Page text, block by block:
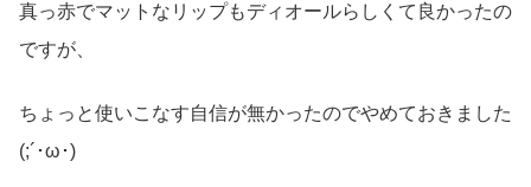
真っ赤でマットなリップもディオールらしくて良かったの
ですが、
ちょっと使いこなす自信が無かったのでやめておきました
(;´･ω･)